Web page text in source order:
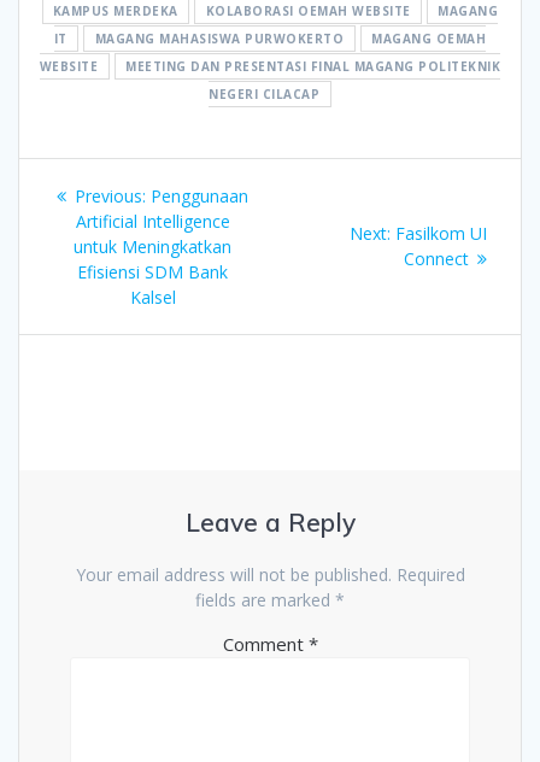
KAMPUS MERDEKA
KOLABORASI OEMAH WEBSITE
MAGANG
IT
MAGANG MAHASISWA PURWOKERTO
MAGANG OEMAH
WEBSITE
MEETING DAN PRESENTASI FINAL MAGANG POLITEKNIK
NEGERI CILACAP
Post
navigation
Previous: Previous
post:
Penggunaan
Artificial Intelligence
untuk Meningkatkan
Efisiensi SDM Bank
Kalsel
Next: Next
post:
Fasilkom UI
Connect
Leave a Reply
Your email address will not be published. Required
fields are marked *
Comment *